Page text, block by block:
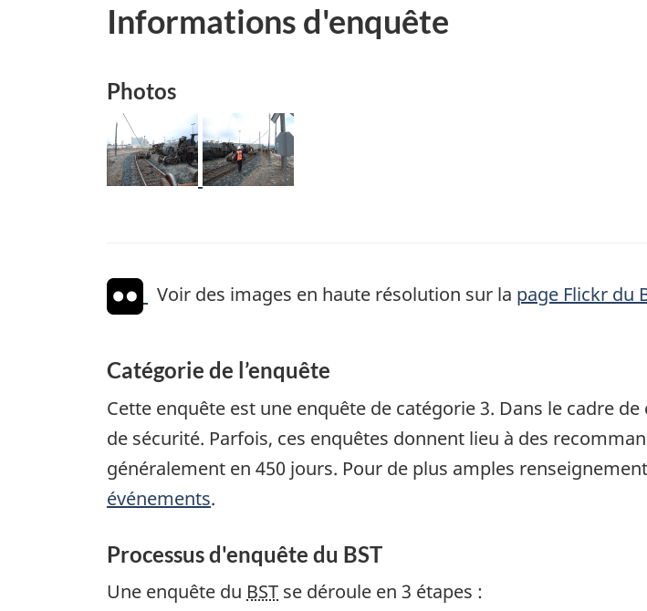
Informations d'enquête
Photos
Image Image
Voir des images en haute résolution sur la page Flickr du
Catégorie de l’enquête
Cette enquête est une enquête de catégorie 3. Dans le cadre
de sécurité. Parfois, ces enquêtes donnent lieu à des
généralement en 450 jours. Pour de plus amples
événements.
Processus d'enquête du BST
Une enquête du BST se déroule en 3 étapes :